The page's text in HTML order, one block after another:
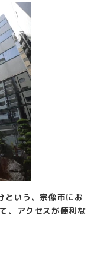
という、宗像市にお
、アクセスが便利な